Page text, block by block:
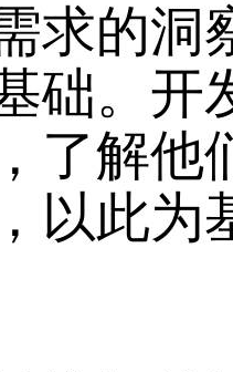
求的洞
础。开
了解他
以此为